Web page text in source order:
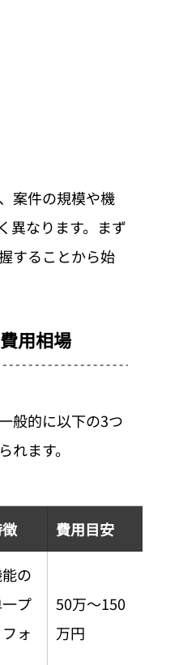
案件の規模や機
異なります。まず
することから始
用相場
般的に以下の3つ
れます。
費用目安
の
プ
ォ
50万〜150
万円